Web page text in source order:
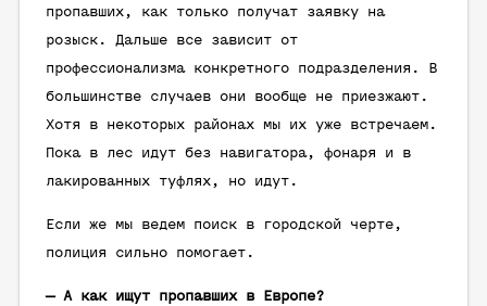
пропавших, как только получат заявку на
розыск. Дальше все зависит от
профессионализма конкретного подразделения. В
большинстве случаев они вообще не приезжают.
Хотя в некоторых районах мы их уже встречаем.
Пока в лес идут без навигатора, фонаря и в
лакированных туфлях, но идут.
Если же мы ведем поиск в городской черте,
полиция сильно помогает.
— А как ищут пропавших в Европе?